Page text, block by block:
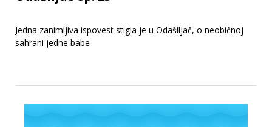
Jedna zanimljiva ispovest stigla je u Odašiljač, o neobičnoj
sahrani jedne babe